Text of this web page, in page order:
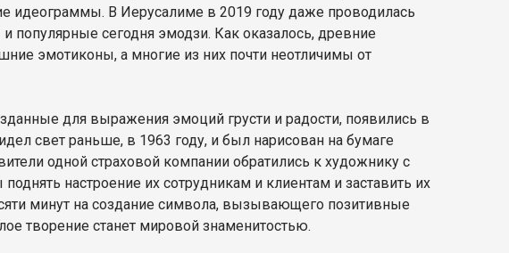
идеограммы. В Иерусалиме в 2019 году даже проводилась
популярные сегодня эмодзи. Как оказалось, древние
эмотиконы, а многие из них почти неотличимы от
для выражения эмоций грусти и радости, появились в
свет раньше, в 1963 году, и был нарисован на бумаге
одной страховой компании обратились к художнику с
настроение их сотрудникам и клиентам и заставить их
минут на создание символа, вызывающего позитивные
творение станет мировой знаменитостью.